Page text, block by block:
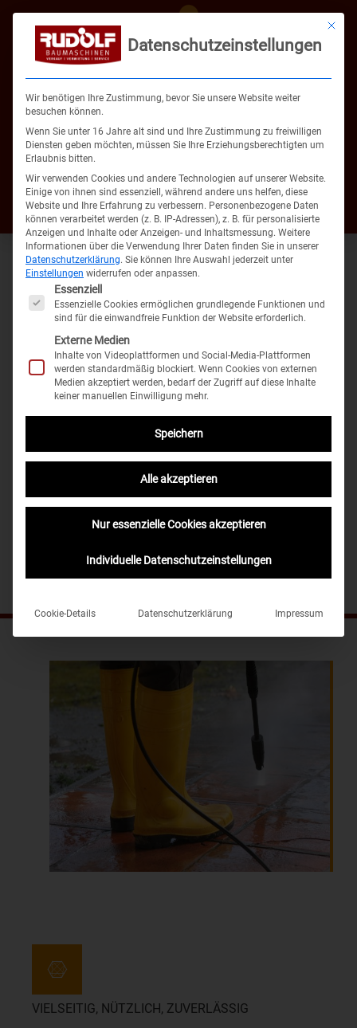
post@rudolf-gmbh.de
Gewerbegebiet Zingsheim-Süd 9
53947 Nettersheim-Zingsheim
REINIGEN UND TROCKNEN
VIELSEITIG, NÜTZLICH, ZUVERLÄSSIG
Mit
Datenschutzeinstellungen
Wir benötigen Ihre Zustimmung, bevor Sie unsere Website weiter
besuchen können.
Wenn Sie unter 16 Jahre alt sind und Ihre Zustimmung zu freiwilligen
Diensten geben möchten, müssen Sie Ihre Erziehungsberechtigten um
Erlaubnis bitten.
Wir verwenden Cookies und andere Technologien auf unserer Website.
Einige von ihnen sind essenziell, während andere uns helfen, diese
Website und Ihre Erfahrung zu verbessern. Personenbezogene Daten
können verarbeitet werden (z. B. IP-Adressen), z. B. für personalisierte
Anzeigen und Inhalte oder Anzeigen- und Inhaltsmessung. Weitere
Informationen über die Verwendung Ihrer Daten finden Sie in unserer
Datenschutzerklärung. Sie können Ihre Auswahl jederzeit unter
Einstellungen widerrufen oder anpassen.
Es folgt eine Liste der Service-Gruppen, für die eine
Essenziell
Essenzielle Cookies ermöglichen grundlegende Funktionen und
sind für die einwandfreie Funktion der Website erforderlich.
Externe Medien
Inhalte von Videoplattformen und Social-Media-Plattformen
werden standardmäßig blockiert. Wenn Cookies von externen
Medien akzeptiert werden, bedarf der Zugriff auf diese Inhalte
keiner manuellen Einwilligung mehr.
Speichern
Alle akzeptieren
Nur essenzielle Cookies akzeptieren
Individuelle Datenschutzeinstellungen
Cookie-Details Datenschutzerklärung Impressum